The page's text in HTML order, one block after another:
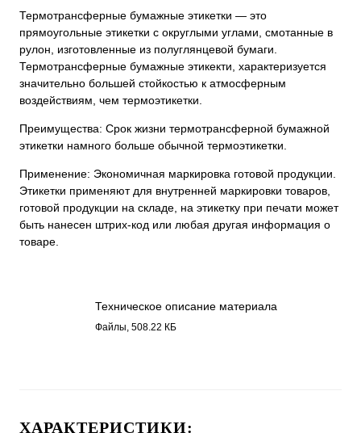
Термотрансферные бумажные этикетки — это
прямоугольные этикетки с округлыми углами, смотанные в
рулон, изготовленные из полуглянцевой бумаги.
Термотрансферные бумажные этикекти, характеризуется
значительно большей стойкостью к атмосферным
воздействиям, чем термоэтикетки.
Преимущества: Срок жизни термотрансферной бумажной
этикетки намного больше обычной термоэтикетки.
Применение: Экономичная маркировка готовой продукции.
Этикетки применяют для внутренней маркировки товаров,
готовой продукции на складе, на этикетку при печати может
быть нанесен штрих-код или любая другая информация о
товаре.
Техническое описание материала
Бумага полуглянец 3116.pdf
Файлы, 508.22 КБ
ХАРАКТЕРИСТИКИ: